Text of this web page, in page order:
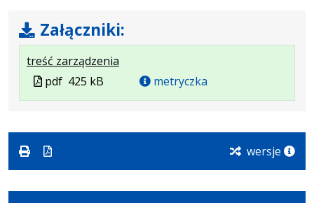
Załączniki:
treść zarządzenia
Rozmiar
Otwiera
Plik
w
pdf 425 kB metryczka
wersje